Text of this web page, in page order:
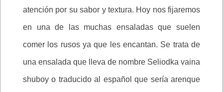
atención por su sabor y textura. Hoy nos fijaremos
en una de las muchas ensaladas que suelen
comer los rusos ya que les encantan. Se trata de
una ensalada que lleva de nombre Seliodka vaina
shuboy o traducido al español que sería arenque